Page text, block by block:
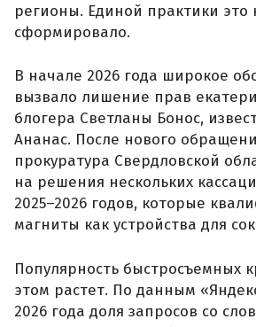
регионы. Единой практики это
сформировало.
В начале 2026 года широкое
вызвало лишение прав
блогера Светланы Бонос,
Ананас. После нового
прокуратура Свердловской
на решения нескольких
2025–2026 годов, которые
магниты как устройства для
Популярность быстросъемных
этом растет. По данным
2026 года доля запросов со